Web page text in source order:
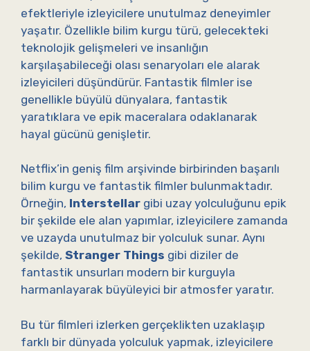
efektleriyle izleyicilere unutulmaz deneyimler
yaşatır. Özellikle bilim kurgu türü, gelecekteki
teknolojik gelişmeleri ve insanlığın
karşılaşabileceği olası senaryoları ele alarak
izleyicileri düşündürür. Fantastik filmler ise
genellikle büyülü dünyalara, fantastik
yaratıklara ve epik maceralara odaklanarak
hayal gücünü genişletir.
Netflix’in geniş film arşivinde birbirinden başarılı
bilim kurgu ve fantastik filmler bulunmaktadır.
Örneğin, Interstellar gibi uzay yolculuğunu epik
bir şekilde ele alan yapımlar, izleyicilere zamanda
ve uzayda unutulmaz bir yolculuk sunar. Aynı
şekilde, Stranger Things gibi diziler de
fantastik unsurları modern bir kurguyla
harmanlayarak büyüleyici bir atmosfer yaratır.
Bu tür filmleri izlerken gerçeklikten uzaklaşıp
farklı bir dünyada yolculuk yapmak, izleyicilere